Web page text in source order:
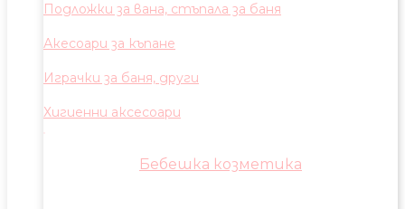
Подложки за вана, стъпала за баня
Акесоари за къпане
Играчки за баня, други
Хигиенни аксесоари
Бебешка козметика